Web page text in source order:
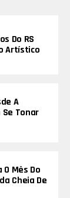
Do RS
Artístico
A
Se Tonar
Mês Do
Cheia De